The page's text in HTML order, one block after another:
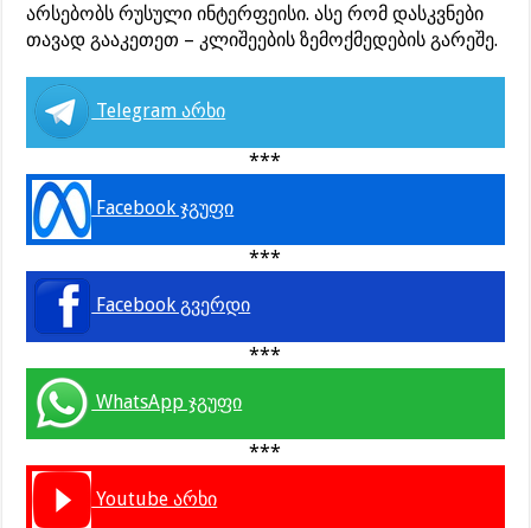
არსებობს რუსული ინტერფეისი. ასე რომ დასკვნები
თავად გააკეთეთ – კლიშეების ზემოქმედების გარეშე.
Telegram არხი
***
Facebook ჯგუფი
***
Facebook გვერდი
***
WhatsApp ჯგუფი
***
Youtube არხი